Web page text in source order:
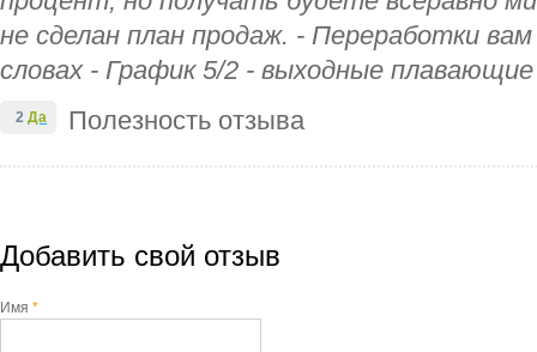
не сделан план продаж. - Переработки
словах - График 5/2 - выходные плавающие
Полезность отзыва
2 Да
Добавить свой отзыв
Имя *